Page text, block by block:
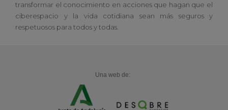
transformar el conocimiento en acciones que hagan que el
ciberespacio y la vida cotidiana sean más seguros y
respetuosos para todos y todas.
Una web de: